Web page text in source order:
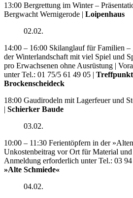
13:00 Bergrettung im Winter –
Bergwacht Wernigerode | Loipenhaus
02.02.
14:00 – 16:00 Skilanglauf für Familien –
der Winterlandschaft mit viel Spiel und
pro Erwachsenen ohne Ausrüstung |
unter Tel.: 01 75/5 61 49 05 |
Brockenscheideck
18:00 Gaudirodeln mit Lagerfeuer und
| Schierker Baude
03.02.
10:00 – 11:30 Ferientöpfern in der
Unkostenbeitrag vor Ort für Material
Anmeldung erforderlich unter Tel.: 03 94
»Alte Schmiede«
04.02.